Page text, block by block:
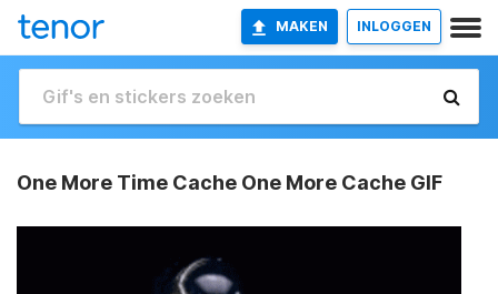
MAKEN INLOGGEN
One More Time Cache One More Cache GIF